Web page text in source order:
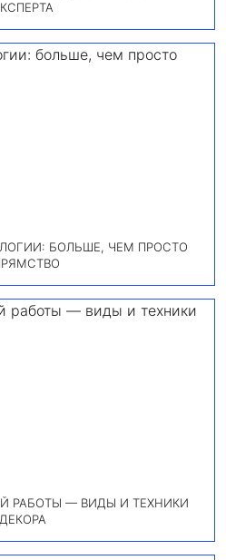
БОЛЬШЕ, ЧЕМ ПРОСТО
РАБОТЫ — ВИДЫ И ТЕХНИКИ
ДЕКОРА